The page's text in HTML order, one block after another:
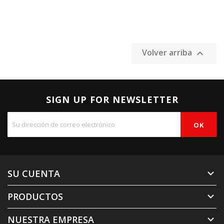
Volver arriba 
SIGN UP FOR NEWSLETTER
SU CUENTA 
PRODUCTOS 
NUESTRA EMPRESA 